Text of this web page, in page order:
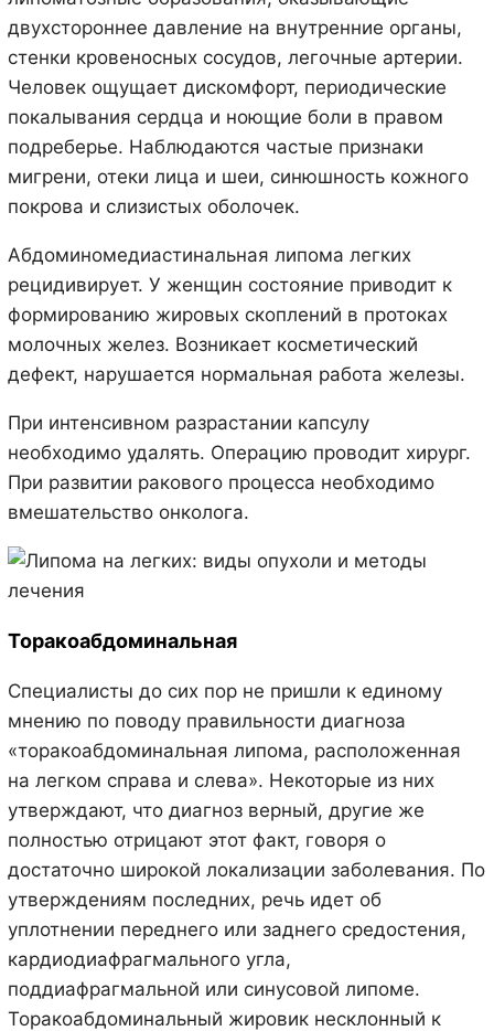
двухстороннее давление на внутренние органы,
стенки кровеносных сосудов, легочные артерии.
Человек ощущает дискомфорт, периодические
покалывания сердца и ноющие боли в правом
подреберье. Наблюдаются частые признаки
мигрени, отеки лица и шеи, синюшность кожного
покрова и слизистых оболочек.
Абдоминомедиастинальная липома легких
рецидивирует. У женщин состояние приводит к
формированию жировых скоплений в протоках
молочных желез. Возникает косметический
дефект, нарушается нормальная работа железы.
При интенсивном разрастании капсулу
необходимо удалять. Операцию проводит хирург.
При развитии ракового процесса необходимо
вмешательство онколога.
Торакоабдоминальная
Специалисты до сих пор не пришли к единому
мнению по поводу правильности диагноза
«торакоабдоминальная липома, расположенная
на легком справа и слева». Некоторые из них
утверждают, что диагноз верный, другие же
полностью отрицают этот факт, говоря о
достаточно широкой локализации заболевания. По
утверждениям последних, речь идет об
уплотнении переднего или заднего средостения,
кардиодиафрагмального угла,
поддиафрагмальной или синусовой липоме.
Торакоабдоминальный жировик несклонный к